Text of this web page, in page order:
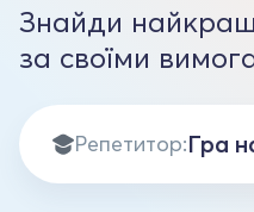
Знайди
за своїми
Репетитор: